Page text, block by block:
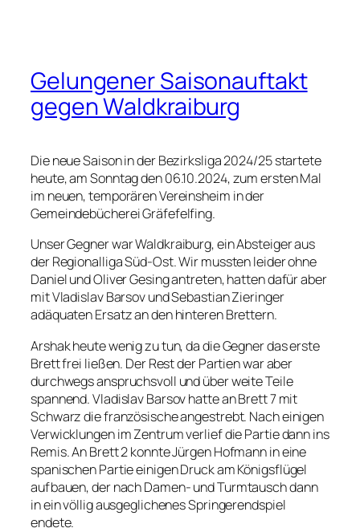
Gelungener Saisonauftakt
gegen Waldkraiburg
Die neue Saison in der Bezirksliga 2024/25 startete
heute, am Sonntag den 06.10.2024, zum ersten Mal
im neuen, temporären Vereinsheim in der
Gemeindebücherei Gräfefelfing.
Unser Gegner war Waldkraiburg, ein Absteiger aus
der Regionalliga Süd-Ost. Wir mussten leider ohne
Daniel und Oliver Gesing antreten, hatten dafür aber
mit Vladislav Barsov und Sebastian Zieringer
adäquaten Ersatz an den hinteren Brettern.
Arshak heute wenig zu tun, da die Gegner das erste
Brett frei ließen. Der Rest der Partien war aber
durchwegs anspruchsvoll und über weite Teile
spannend. Vladislav Barsov hatte an Brett 7 mit
Schwarz die französische angestrebt. Nach einigen
Verwicklungen im Zentrum verlief die Partie dann ins
Remis. An Brett 2 konnte Jürgen Hofmann in eine
spanischen Partie einigen Druck am Königsflügel
aufbauen, der nach Damen- und Turmtausch dann
in ein völlig ausgeglichenes Springerendspiel
endete.